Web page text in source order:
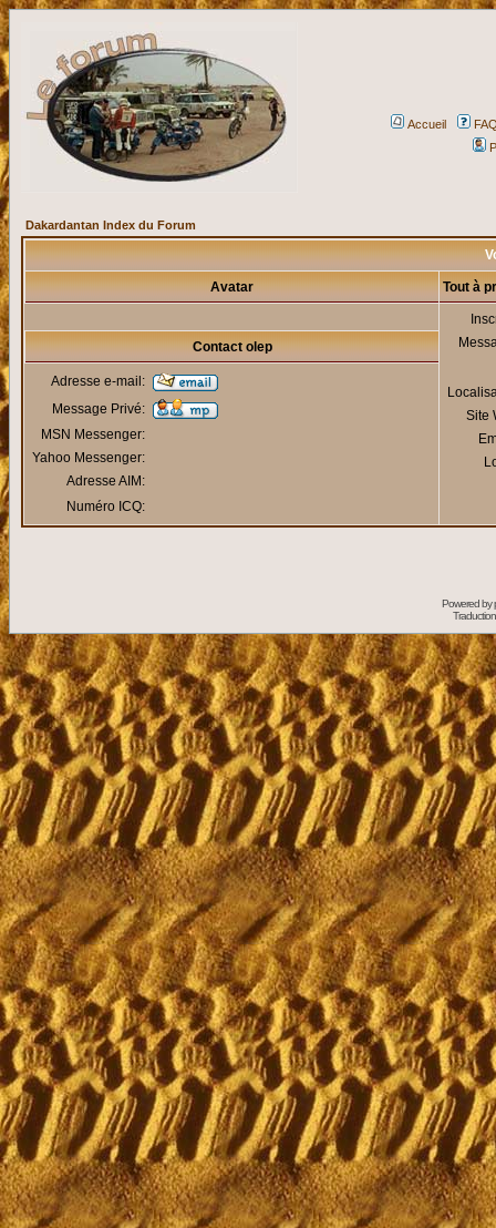
Accueil
Dakardantan Index du Forum
Avatar Tout à
Site
Contact olep
Adresse e-mail:
Message Privé:
MSN Messenger:
Yahoo Messenger:
Adresse AIM:
Numéro ICQ:
Powered by